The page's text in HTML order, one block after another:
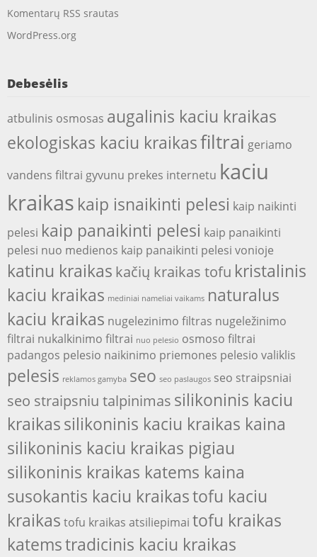
Komentarų RSS srautas
WordPress.org
Debesėlis
atbulinis osmosas augalinis kaciu kraikas
ekologiskas kaciu kraikasfiltrai geriamo
vandens filtrai gyvunu prekes internetu kaciu
kraikas kaip isnaikinti pelesi kaip naikinti
pelesi kaip panaikinti pelesi kaip panaikinti
pelesi nuo medienos kaip panaikinti pelesi vonioje
katinu kraikas kačių kraikas tofu kristalinis
kaciu kraikas mediniai nameliai vaikams naturalus
kaciu kraikas nugelezinimo filtras nugeležinimo
filtrai nukalkinimo filtrai nuo pelesio osmoso filtrai
padangos pelesio naikinimo priemones pelesio valiklis
pelesis reklamos gamyba seo seo paslaugos seo straipsniai
seo straipsniu talpinimas silikoninis kaciu
kraikassilikoninis kaciu kraikas kaina
silikoninis kaciu kraikas pigiau
silikoninis kraikas katems kaina
susokantis kaciu kraikastofu kaciu
kraikas tofu kraikas atsiliepimai tofu kraikas
katemstradicinis kaciu kraikas